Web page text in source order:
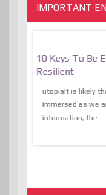
IMPORTANT
10 Keys To Be
Resilient
utopiaIt is likely
immersed as we
information, the...